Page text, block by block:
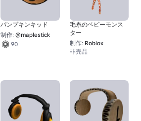
パンプキンキッド
制作: @maplestick
90
毛糸のベビーモンス
ター
制作: Roblox
非売品